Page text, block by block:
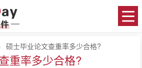
硕士毕业论文查重率多少合格?
重率多少合格?